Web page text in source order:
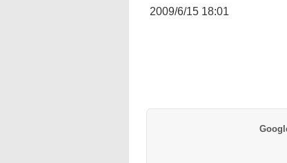
2009/6/15 18:01